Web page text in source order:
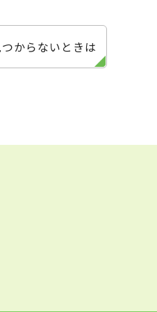
からないときは